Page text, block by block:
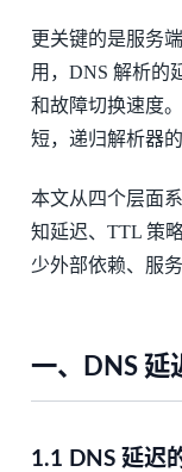
更关键的是服务
用，DNS 解析的
和故障切换速度
短，递归解析器
本文从四个层面
知延迟、TTL 策
少外部依赖、服
一、DNS 延
1.1 DNS 延迟